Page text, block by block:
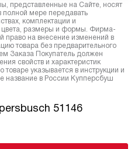
представленные на Сайте, носят
полной мере передавать
комплектации и
цвета, размеры и формы. Фирма-
право на внесение изменений в
товара без предварительного
Заказа Покупатель должен
свойств и характеристик
указывается в инструкции и
название в России Купперсбуш
51146